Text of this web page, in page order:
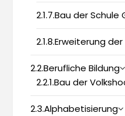
2.1.7.Bau der Schule
2.1.8.Erweiterung
2.2.Berufliche Bildung
2.2.1.Bau der
2.3.Alphabetisierung